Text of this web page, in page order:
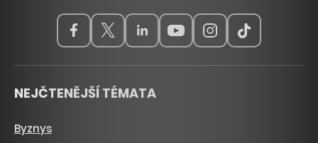
NEJČTENĚJŠÍ TÉMATA
Byznys